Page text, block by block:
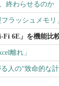
終わらせるの
フラッシュメモ
Fi 6E」を機能比
離れ」
人の“致命的な